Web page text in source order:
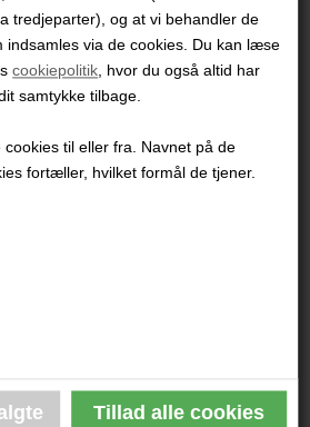
tredjeparter), og at vi behandler de
indsamles via de cookies. Du kan læse
cookiepolitik, hvor du også altid har
samtykke tilbage.
til eller fra. Navnet på de
fortæller, hvilket formål de tjener.